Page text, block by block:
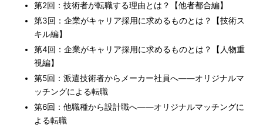
第2回：技術者が転職する理由とは？【他者都合編】
第3回：企業がキャリア採用に求めるものとは？【技術ス
キル編】
第4回：企業がキャリア採用に求めるものとは？【人物重
視編】
第5回：派遣技術者からメーカー社員へ――オリジナルマ
ッチングによる転職
第6回：他職種から設計職へ――オリジナルマッチングに
よる転職